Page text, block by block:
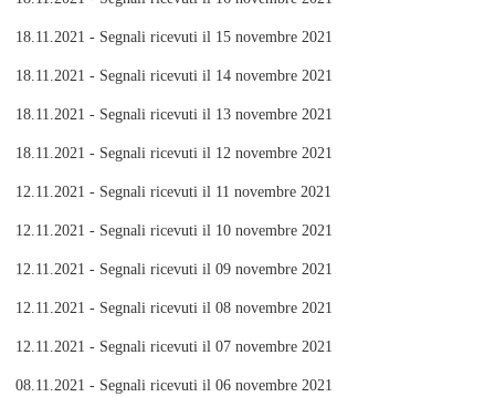
18.11.2021 - Segnali ricevuti il 15 novembre 2021
18.11.2021 - Segnali ricevuti il 14 novembre 2021
18.11.2021 - Segnali ricevuti il 13 novembre 2021
18.11.2021 - Segnali ricevuti il 12 novembre 2021
12.11.2021 - Segnali ricevuti il 11 novembre 2021
12.11.2021 - Segnali ricevuti il 10 novembre 2021
12.11.2021 - Segnali ricevuti il 09 novembre 2021
12.11.2021 - Segnali ricevuti il 08 novembre 2021
12.11.2021 - Segnali ricevuti il 07 novembre 2021
08.11.2021 - Segnali ricevuti il 06 novembre 2021